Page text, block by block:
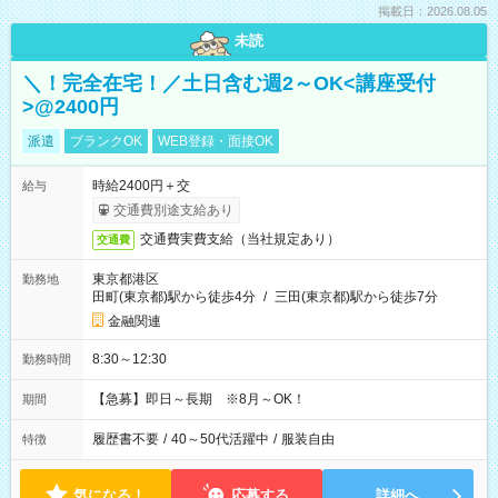
掲載日：2026.08.05
未読
＼！完全在宅！／土日含む週2～OK<講座受付
>@2400円
派遣 ブランクOK WEB登録・面接OK
給与
時給2400円＋交
交通費別途支給あり
交通費 交通費実費支給（当社規定あり）
勤務地
東京都港区
田町(東京都)駅から徒歩4分 / 三田(東京都)駅から徒歩7分
金融関連
勤務時間 8:30～12:30
期間 【急募】即日～長期 ※8月～OK！
特徴 履歴書不要 / 40～50代活躍中 / 服装自由